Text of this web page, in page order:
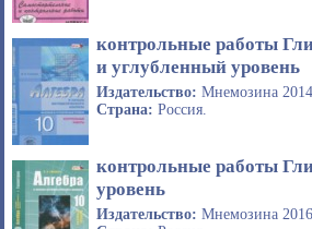
контрольные работы
и углубленный уровень
Издательство: Мнемозина 2014
Страна: Россия.
контрольные работы
уровень
Издательство: Мнемозина 2016